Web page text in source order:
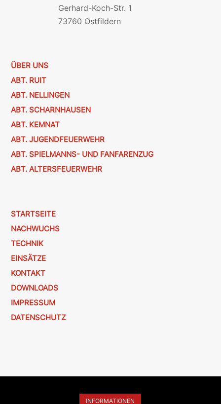
Gerhard-Koch-Str. 1
73760 Ostfildern
ÜBER UNS
ABT. RUIT
ABT. NELLINGEN
ABT. SCHARNHAUSEN
ABT. KEMNAT
ABT. JUGENDFEUERWEHR
ABT. SPIELMANNS- UND FANFARENZUG
ABT. ALTERSFEUERWEHR
STARTSEITE
NACHWUCHS
TECHNIK
EINSÄTZE
KONTAKT
DOWNLOADS
IMPRESSUM
DATENSCHUTZ
INFORMATIONEN